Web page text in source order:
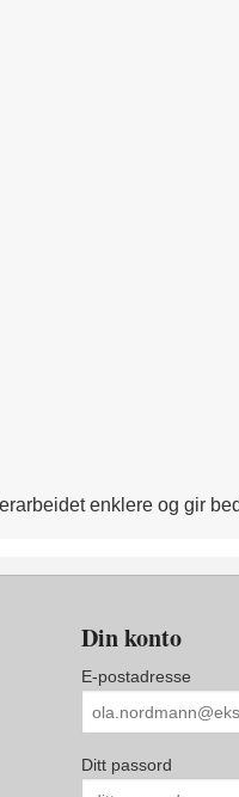
enklere og gir
Din konto
E-postadresse
Ditt passord